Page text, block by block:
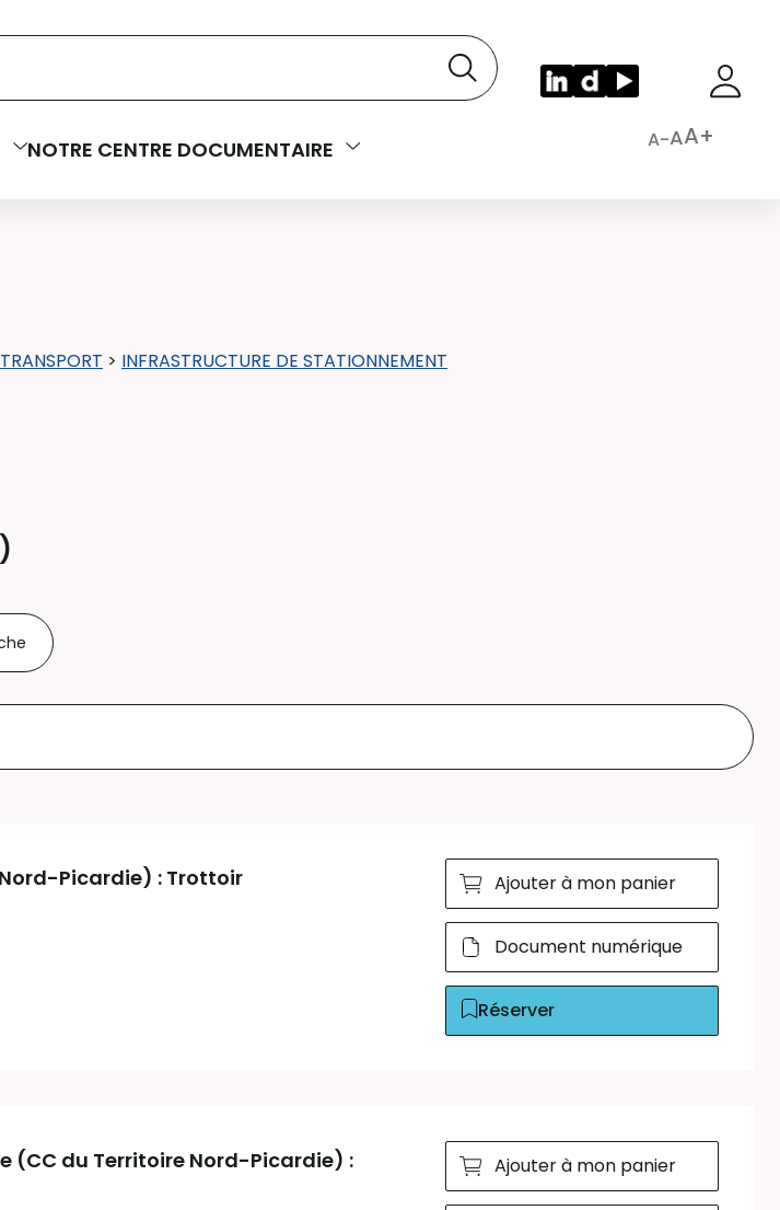
NOTRE CENTRE DOCUMENTAIRE A-AA+
> INFRASTRUCTURE DE STATIONNEMENT
)
Picardie) : Trottoir
Ajouter à mon panier
Document numérique
Réserver
du Territoire Nord-Picardie) :
Ajouter à mon panier